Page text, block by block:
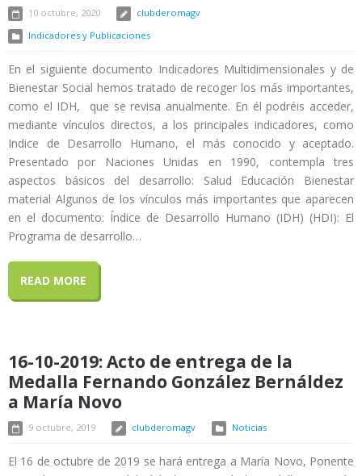
10 octubre, 2020
clubderomagv
Indicadores y Publicaciones
En el siguiente documento Indicadores Multidimensionales y de
Bienestar Social hemos tratado de recoger los más importantes,
como el IDH, que se revisa anualmente. En él podréis acceder,
mediante vínculos directos, a los principales indicadores, como
Indice de Desarrollo Humano, el más conocido y aceptado.
Presentado por Naciones Unidas en 1990, contempla tres
aspectos básicos del desarrollo: Salud Educación Bienestar
material Algunos de los vínculos más importantes que aparecen
en el documento: Índice de Desarrollo Humano (IDH) (HDI): El
Programa de desarrollo…
READ MORE
16-10-2019: Acto de entrega de la
Medalla Fernando González Bernáldez
a María Novo
9 octubre, 2019 clubderomagv Noticias
El 16 de octubre de 2019 se hará entrega a María Novo, Ponente